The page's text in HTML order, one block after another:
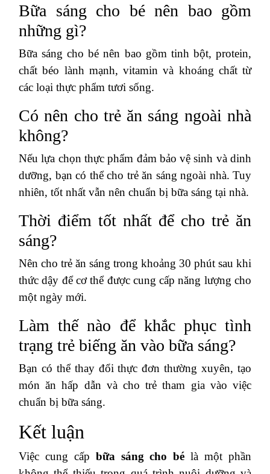
Bữa sáng cho bé nên bao gồm
những gì?
Bữa sáng cho bé nên bao gồm tinh bột, protein,
chất béo lành mạnh, vitamin và khoáng chất từ
các loại thực phẩm tươi sống.
Có nên cho trẻ ăn sáng ngoài nhà
không?
Nếu lựa chọn thực phẩm đảm bảo vệ sinh và dinh
dưỡng, bạn có thể cho trẻ ăn sáng ngoài nhà. Tuy
nhiên, tốt nhất vẫn nên chuẩn bị bữa sáng tại nhà.
Thời điểm tốt nhất để cho trẻ ăn
sáng?
Nên cho trẻ ăn sáng trong khoảng 30 phút sau khi
thức dậy để cơ thể được cung cấp năng lượng cho
một ngày mới.
Làm thế nào để khắc phục tình
trạng trẻ biếng ăn vào bữa sáng?
Bạn có thể thay đổi thực đơn thường xuyên, tạo
món ăn hấp dẫn và cho trẻ tham gia vào việc
chuẩn bị bữa sáng.
Kết luận
Việc cung cấp bữa sáng cho bé là một phần